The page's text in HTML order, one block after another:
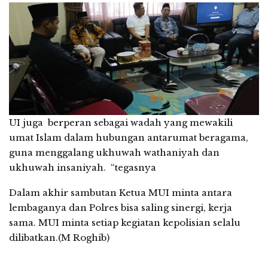
UI juga berperan sebagai wadah yang mewakili
umat Islam dalam hubungan antarumat beragama,
guna menggalang ukhuwah wathaniyah dan
ukhuwah insaniyah. “tegasnya
Dalam akhir sambutan Ketua MUI minta antara
lembaganya dan Polres bisa saling sinergi, kerja
sama. MUI minta setiap kegiatan kepolisian selalu
dilibatkan.(M Roghib)